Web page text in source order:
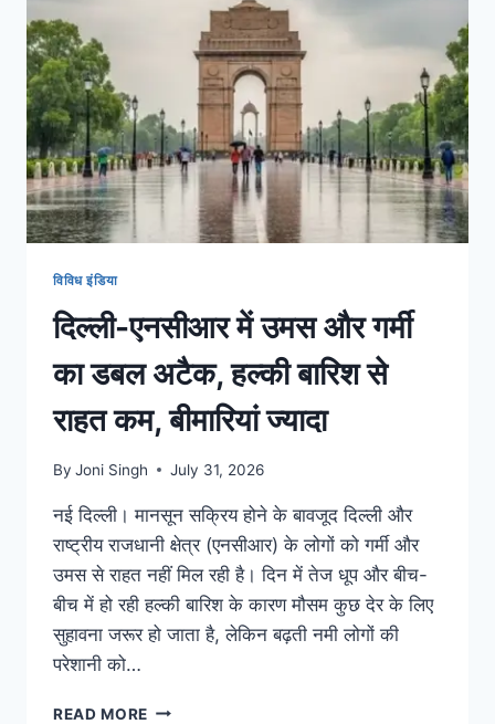
विविध इंडिया
दिल्ली-एनसीआर में उमस और गर्मी
का डबल अटैक, हल्की बारिश से
राहत कम, बीमारियां ज्यादा
By Joni Singh July 31, 2026
नई दिल्ली। मानसून सक्रिय होने के बावजूद दिल्ली और
राष्ट्रीय राजधानी क्षेत्र (एनसीआर) के लोगों को गर्मी और
उमस से राहत नहीं मिल रही है। दिन में तेज धूप और बीच-
बीच में हो रही हल्की बारिश के कारण मौसम कुछ देर के लिए
सुहावना जरूर हो जाता है, लेकिन बढ़ती नमी लोगों की
परेशानी को…
READ MORE